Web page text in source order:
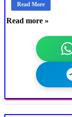
Read More
Read more »